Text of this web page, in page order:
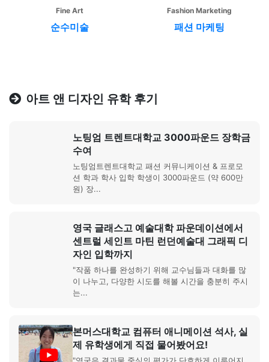
Fine Art
순수미술
Fashion Marketing
패션 마케팅
아트 앤 디자인 유학 후기
노팅엄 트렌트대학교 3000파운드 장학금
수여
노팅엄트렌트대학교 패션 커뮤니케이션 & 프로모
션 학과 학사 입학 학생이 3000파운드 (약 600만
원) 장...
영국 글래스고 예술대학 파운데이션에서
센트럴 세인트 마틴 런던예술대 그래픽 디
자인 입학까지
"작품 하나를 완성하기 위해 교수님들과 대화를 많
이 나누고, 다양한 시도를 해볼 시간을 충분히 주시
는...
본머스대학교 컴퓨터 애니메이션 석사, 실
제 유학생에게 직접 물어봤어요!
"영국은 결과물 중심의 평가가 단호하게 이루어지